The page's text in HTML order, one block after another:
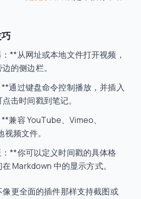
**从网址或本地文件打开视频，
的侧边栏。
通过键盘命令控制播放，并插入
击时间戳到笔记。
兼容 YouTube、Vimeo、
频文件。
**你可以定义时间戳的具体格
Markdown 中的显示方式。
更全面的插件那样支持截图或